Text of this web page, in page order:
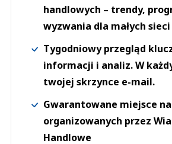
handlowych – trendy,
wyzwania dla małych sieci
Tygodniowy przegląd
informacji i analiz. W
twojej skrzynce e-mail.
Gwarantowane miejsce
organizowanych przez
Handlowe